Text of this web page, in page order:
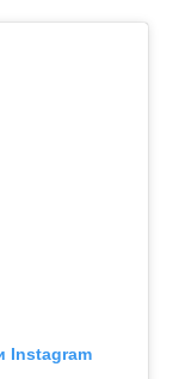
Instagram